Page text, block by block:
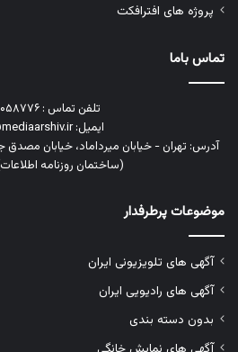
پروژه های افترافکت
تماس باما
تلفن تماس : ۰۲۱۷۱۰۵۸۷۷۶
ایمیل: info@mediaarshiv.ir
(ساختمان روزنامه
موضوعات پرطرفدار
آگهی های تلویزیونی ایران
آگهی های رادیویی ایران
بدون دسته بندی